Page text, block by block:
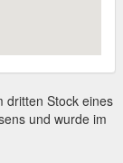
dritten Stock eines
und wurde im